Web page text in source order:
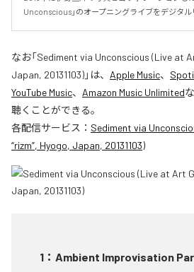
Unconscious」のオープニングライブをデジタル
なお「Sediment via Unconscious (Live at
Japan, 20131103)」は、 Apple Music、
YouTube Music、 Amazon Music Unlimited
聴くことができる。
各配信サービス： Sediment via
“rizm”, Hyogo, Japan, 20131103)
1 ： Ambient Improvisation